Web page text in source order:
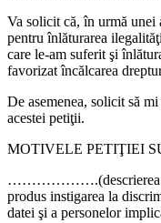
Va solicit că, în urmă unei
pentru înlăturarea
care le-am suferit şi
favorizat încălcarea
De asemenea, solicit să
acestei petiţii.
MOTIVELE PETIŢIEI
……………….(descrierea
produs instigarea la
datei şi a personelor